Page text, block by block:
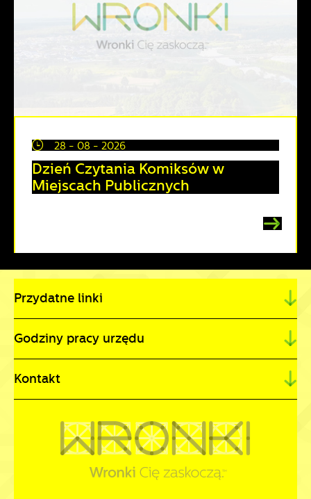
28 - 08 - 2026
Dzień Czytania Komiksów w
Miejscach Publicznych
Przydatne linki
Godziny pracy urzędu
Kontakt